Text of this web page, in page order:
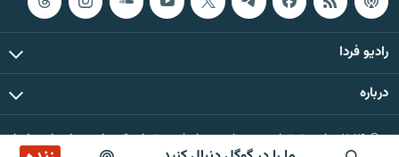
رادیو فردا
درباره
© ۲۰۲۶ تمام حقوق این وب‌سایت، بر اساس مقررات کپی‌رایت، برای رادیو فردا